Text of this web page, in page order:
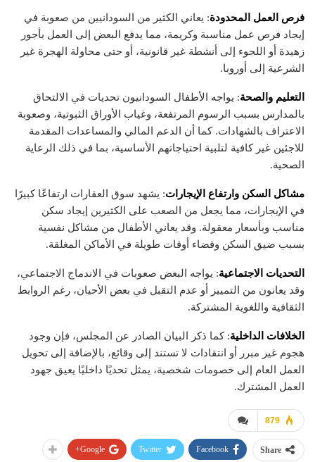
فرص العمل المحدودة: يعاني الكثير من السودانيين من صعوبة في
إيجاد فرص عمل مناسبة وكريمة، مما يدفع البعض إلى العمل بأجور
زهيدة أو اللجوء إلى أنشطة غير قانونية، أو حتى محاولة الهجرة غير
الشرعية إلى أوروبا.
التعليم والصحة: يواجه الأطفال السودانيون تحديات في الالتحاق
بالمدارس بسبب الرسوم المرتفعة، وغياب الأوراق الثبوتية، وصعوبة
الاعتراف بالشهادات. كما أن الدعم المالي والمساعدات المقدمة
للاجئين غير كافية لتلبية احتياجاتهم الأساسية، بما في ذلك الرعاية
الصحية.
مشاكل السكن وارتفاع الإيجارات: يشهد سوق العقارات ارتفاعًا كبيرًا
في الإيجارات، مما يجعل من الصعب على الكثيرين إيجاد سكن
مناسب وبأسعار معقولة. وقد يعاني الأطفال من مشاكل نفسية
بسبب ضيق السكن وقضاء أوقات طويلة في الأماكن المغلقة.
التحديات الاجتماعية: يواجه البعض صعوبات في الاندماج الاجتماعي،
وقد يعانون من التمييز أو عدم التقبل في بعض الأحيان، رغم الروابط
الثقافية واللغوية المشتركة.
الخلافات الداخلية: كما ذكر البيان الصادر عن المجلس، فإن وجود
هجوم غير مبرر أو انتقادات لا تستند إلى وقائع، بالإضافة إلى تحويل
العمل العام إلى خصومات شخصية، يمثل تحديًا داخليًا يعيق جهود
العمل المشترك.
879
Share
Facebook
Twitter
Google+